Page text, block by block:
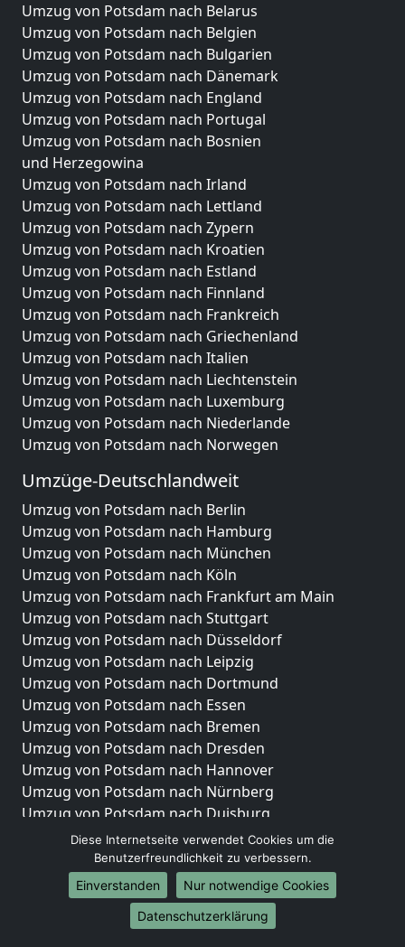
Umzug von Potsdam nach Belarus
Umzug von Potsdam nach Belgien
Umzug von Potsdam nach Bulgarien
Umzug von Potsdam nach Dänemark
Umzug von Potsdam nach England
Umzug von Potsdam nach Portugal
Umzug von Potsdam nach Bosnien
und Herzegowina
Umzug von Potsdam nach Irland
Umzug von Potsdam nach Lettland
Umzug von Potsdam nach Zypern
Umzug von Potsdam nach Kroatien
Umzug von Potsdam nach Estland
Umzug von Potsdam nach Finnland
Umzug von Potsdam nach Frankreich
Umzug von Potsdam nach Griechenland
Umzug von Potsdam nach Italien
Umzug von Potsdam nach Liechtenstein
Umzug von Potsdam nach Luxemburg
Umzug von Potsdam nach Niederlande
Umzug von Potsdam nach Norwegen
Umzüge-Deutschlandweit
Umzug von Potsdam nach Berlin
Umzug von Potsdam nach Hamburg
Umzug von Potsdam nach München
Umzug von Potsdam nach Köln
Umzug von Potsdam nach Frankfurt am Main
Umzug von Potsdam nach Stuttgart
Umzug von Potsdam nach Düsseldorf
Umzug von Potsdam nach Leipzig
Umzug von Potsdam nach Dortmund
Umzug von Potsdam nach Essen
Umzug von Potsdam nach Bremen
Umzug von Potsdam nach Dresden
Umzug von Potsdam nach Hannover
Umzug von Potsdam nach Nürnberg
Umzug von Potsdam nach Duisburg
Umzug von Potsdam nach Bochum
Umzug von Potsdam nach Wuppertal
Umzug von Potsdam nach Bielefeld
Umzug von Potsdam nach Bonn
Umzug von Potsdam nach Münster
Diese Internetseite verwendet Cookies um die
Benutzerfreundlichkeit zu verbessern.
Einverstanden
Nur notwendige Cookies
Datenschutzerklärung